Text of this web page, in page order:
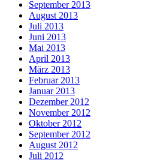
September 2013
August 2013
Juli 2013
Juni 2013
Mai 2013
April 2013
März 2013
Februar 2013
Januar 2013
Dezember 2012
November 2012
Oktober 2012
September 2012
August 2012
Juli 2012